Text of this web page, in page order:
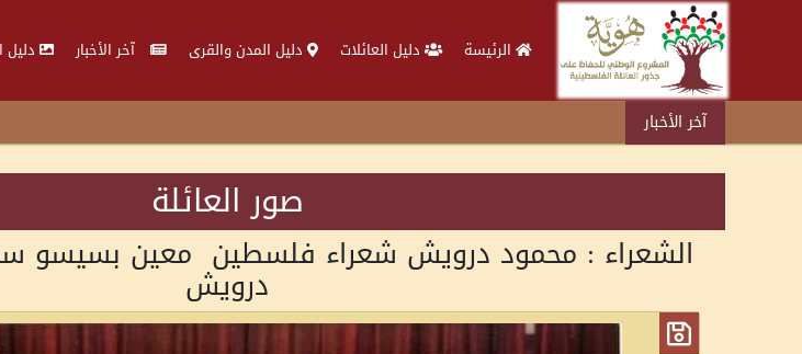
الرئيسة دليل العائلات دليل المدن والقرى آخر الأخبار دليل
آخر الأخبار
صور العائلة
الشعراء : محمود درويش شعراء فلسطين معين بسيسو
درويش